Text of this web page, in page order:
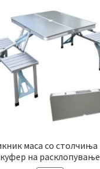
маса со столчиња
куфер на расклопување